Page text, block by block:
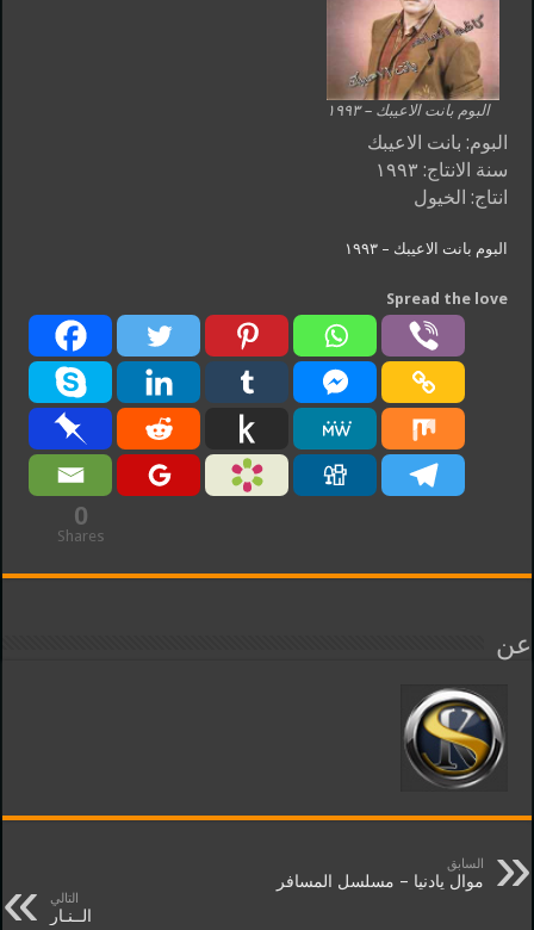
البوم بانت الاعيبك – ١٩٩٣
البوم: بانت الاعيبك
سنة الانتاج: ١٩٩٣
انتاج: الخيول
البوم بانت الاعيبك – ١٩٩٣
Spread the love
0
Shares
عن
السابق
موال يادنيا – مسلسل المسافر
التالي
الــنـار